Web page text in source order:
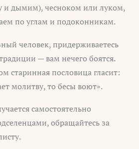
и дымим), чесноком или луком,
по углам и подоконникам.
человек, придерживаетесь
— вам нечего боятся.
старинная пословица гласит:
молитву, то бесы воют».
самостоятельно
обращайтесь за